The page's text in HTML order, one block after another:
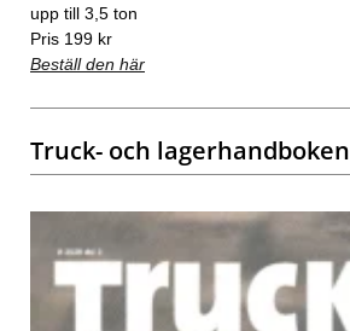
upp till 3,5 ton
Pris 199 kr
Beställ den här
Truck- och lagerhandboken